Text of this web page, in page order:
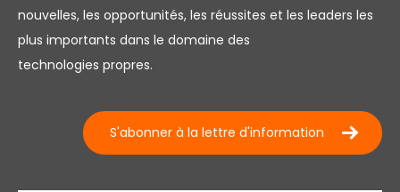
nouvelles, les opportunités, les réussites et les leaders les
plus importants dans le domaine des
technologies propres.
S'abonner à la lettre d'information